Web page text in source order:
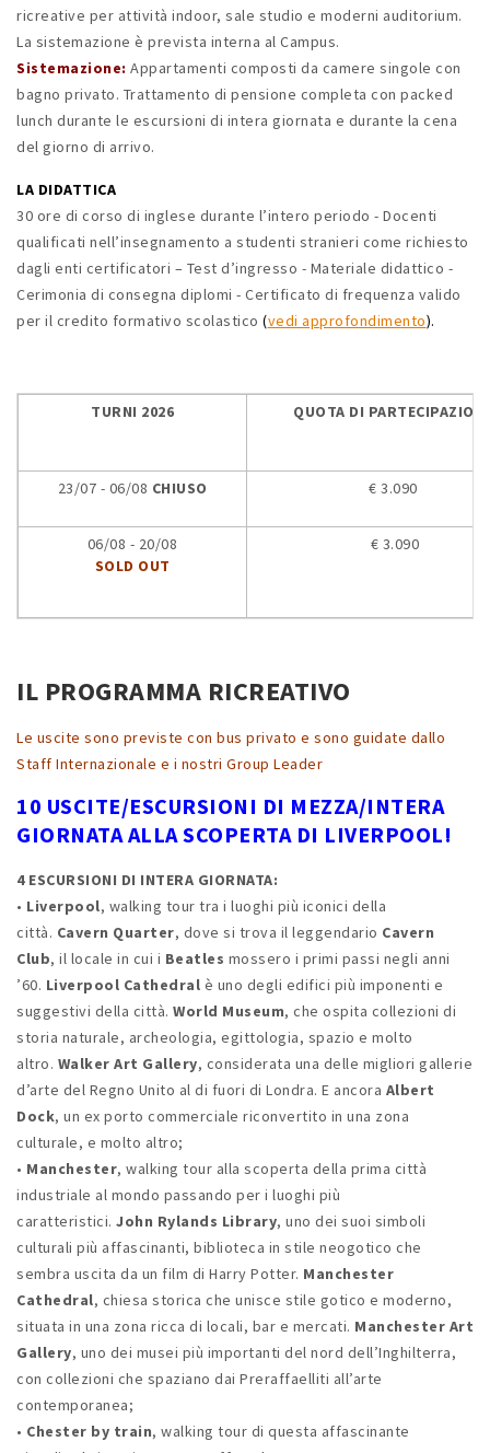
ricreative per attività indoor, sale studio e moderni auditorium.
La sistemazione è prevista interna al Campus.
Sistemazione: Appartamenti composti da camere singole con
bagno privato. Trattamento di pensione completa con packed
lunch durante le escursioni di intera giornata e durante la cena
del giorno di arrivo.
LA DIDATTICA
30 ore di corso di inglese durante l’intero periodo - Docenti
qualificati nell’insegnamento a studenti stranieri come richiesto
dagli enti certificatori – Test d’ingresso - Materiale didattico -
Cerimonia di consegna diplomi - Certificato di frequenza valido
per il credito formativo scolastico (vedi approfondimento).
TURNI 2026 QUOTA DI
23/07 - 06/08 CHIUSO € 3.090
06/08 - 20/08
SOLD OUT
€ 3.090
IL PROGRAMMA RICREATIVO
Le uscite sono previste con bus privato e sono guidate dallo
Staff Internazionale e i nostri Group Leader
10 USCITE/ESCURSIONI DI MEZZA/INTERA
GIORNATA ALLA SCOPERTA DI LIVERPOOL!
4 ESCURSIONI DI INTERA GIORNATA:
• Liverpool, walking tour tra i luoghi più iconici della
città. Cavern Quarter, dove si trova il leggendario Cavern
Club, il locale in cui i Beatles mossero i primi passi negli anni
’60. Liverpool Cathedral è uno degli edifici più imponenti e
suggestivi della città. World Museum, che ospita collezioni di
storia naturale, archeologia, egittologia, spazio e molto
altro. Walker Art Gallery, considerata una delle migliori gallerie
d’arte del Regno Unito al di fuori di Londra. E ancora Albert
Dock, un ex porto commerciale riconvertito in una zona
culturale, e molto altro;
• Manchester, walking tour alla scoperta della prima città
industriale al mondo passando per i luoghi più
caratteristici. John Rylands Library, uno dei suoi simboli
culturali più affascinanti, biblioteca in stile neogotico che
sembra uscita da un film di Harry Potter. Manchester
Cathedral, chiesa storica che unisce stile gotico e moderno,
situata in una zona ricca di locali, bar e mercati. Manchester Art
Gallery, uno dei musei più importanti del nord dell’Inghilterra,
con collezioni che spaziano dai Preraffaelliti all’arte
contemporanea;
• Chester by train, walking tour di questa affascinante